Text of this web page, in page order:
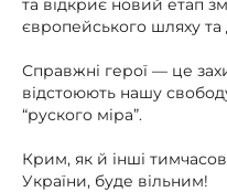
та відкриє новий етап
європейського шляху
Справжні герої — це
відстоюють нашу
“руского мiра”.
Крим, як й інші
України, буде вільним!